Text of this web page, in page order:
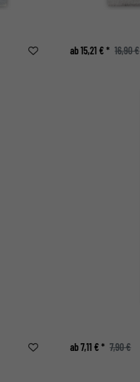
ab 15,21 € * 16,90 €
ab 7,11 € * 7,90 €